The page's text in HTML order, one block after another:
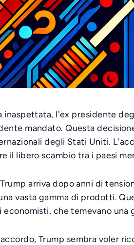
inaspettata, l'ex presidente
mandato. Questa
degli Stati Uniti.
il libero scambio tra i paesi
Trump arriva dopo anni di
vasta gamma di prodotti.
economisti, che temevano una
Trump sembra voler